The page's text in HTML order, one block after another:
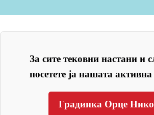
За сите тековни настани и
посетете ја нашата
Градинка Орце